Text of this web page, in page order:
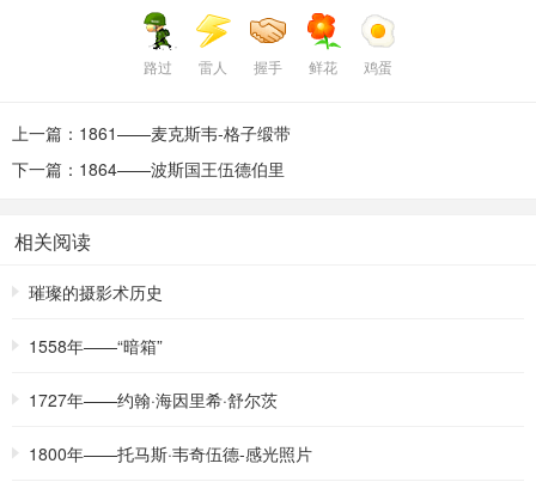
路过 雷人 握手 鲜花 鸡蛋
上一篇：1861——麦克斯韦-格子缎带
下一篇：1864——波斯国王伍德伯里
相关阅读
璀璨的摄影术历史
1558年——“暗箱”
1727年——约翰·海因里希·舒尔茨
1800年——托马斯·韦奇伍德-感光照片